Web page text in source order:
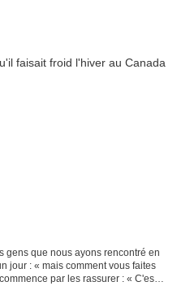
gens que nous ayons rencontré en
jour : « mais comment vous faites
par les rassurer : « C'est